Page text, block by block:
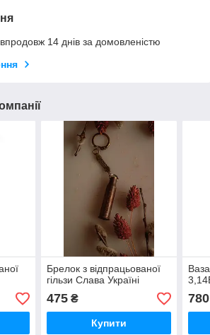
14 днів за домовленістю
Брелок з відпрацьованої
гільзи Слава Україні
475₴
Купити
780